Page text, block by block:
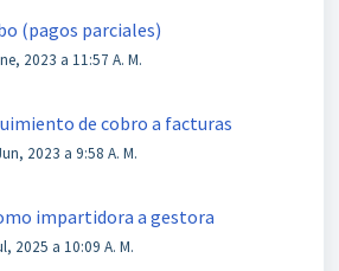
(pagos parciales)
2023 a 11:57 A. M.
de cobro a facturas
2023 a 9:58 A. M.
impartidora a gestora
2025 a 10:09 A. M.